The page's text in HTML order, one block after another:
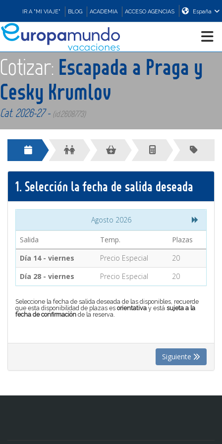
IR A "MI VIAJE" BLOG ACADEMIA ACCESO AGENCIAS España
CRUCEROS
EUROPA
PROMOCIONES
COMPRAR
CONTACTO
MÁS
Cotizar: Escapada a Praga y
Cesky Krumlov
Cat. 2026-27 - (id:2608773)
1. Selección la fecha de salida deseada
Agosto 2026
Salida Temp.
Plazas
Día 14 - viernes
Precio Especial
20
Día 28 - viernes
Precio Especial 20
Seleccione la fecha de salida deseada de las disponibles, recuerde
que esta disponibilidad de plazas es orientativa y está sujeta a la
fecha de confirmación de la reserva.
Siguiente